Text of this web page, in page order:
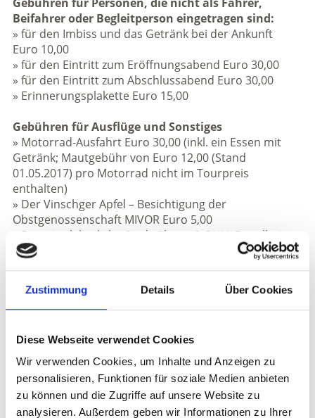
Zustimmung Details Über Cookies
Diese Webseite verwendet Cookies
Wir verwenden Cookies, um Inhalte und Anzeigen zu
personalisieren, Funktionen für soziale Medien anbieten
zu können und die Zugriffe auf unsere Website zu
analysieren. Außerdem geben wir Informationen zu Ihrer
Beifahrer oder Begleitperson eingetragen sind:
» für den Imbiss und das Getränk bei der Ankunft
Euro 10,00
» für den Eintritt zum Eröffnungsabend Euro 30,00
» für den Eintritt zum Abschlussabend Euro 30,00
» Erinnerungsplakette Euro 15,00
Gebühren für Ausflüge und Sonstiges
» Motorrad-Ausfahrt Euro 30,00 (inkl. ein Essen mit
Getränk; Mautgebühr von Euro 12,00 (Stand
01.05.2017) pro Motorrad nicht im Tourpreis
enthalten)
» Der Vinschger Apfel – Besichtigung der
Obstgenossenschaft MIVOR Euro 5,00
» Die mittelalterliche Stadt Glurns & PUNI Destillerie
Euro 45,00 (inkl. Transport, Stadtführung, ein Essen
» Die Gärten von Schloss Trauttmansdorff und die
Kurstadt Meran Euro 40,00 (inkl. Transport, Eintritt
Trauttmansdorff)
» Erlebnis Plimaschlucht – Wandern im Nationalpark
Stilfserjoch Euro 35,00 (inkl. Transport, geführte
Wanderung, ein Essen mit Getränk)
» Traditionelles Volksfest auf den Kirchplatz von